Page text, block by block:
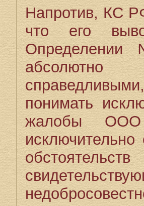
Напротив, КС
что его
понимать
жалобы